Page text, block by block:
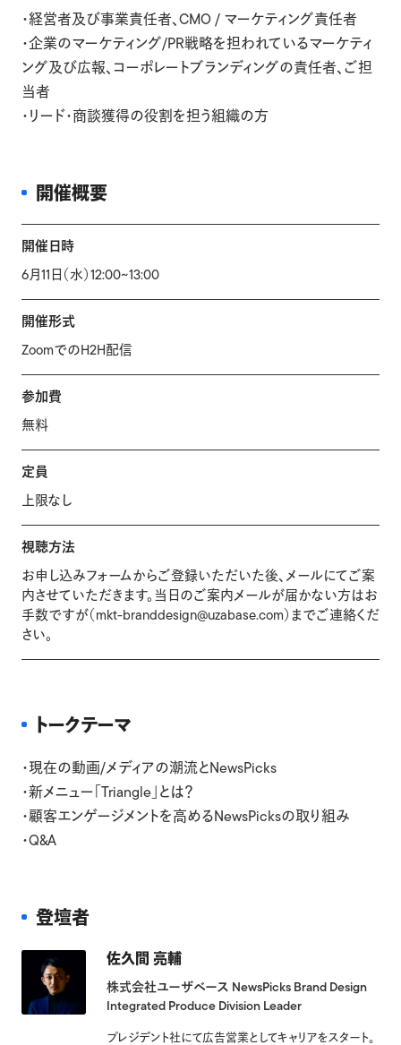
・経営者及び事業責任者、CMO / マーケティング責任者
・企業のマーケティング/PR戦略を担われているマーケティ
ング及び広報、コーポレートブランディングの責任者、ご担
当者
・リード・商談獲得の役割を担う組織の方
開催概要
開催日時
6月11日（水）12:00~13:00
開催形式
ZoomでのH2H配信
参加費
無料
定員
上限なし
視聴方法
お申し込みフォームからご登録いただいた後、メールにてご案
内させていただきます。当日のご案内メールが届かない方はお
手数ですが（mkt-branddesign@uzabase.com）までご連絡くだ
さい。
トークテーマ
・現在の動画/メディアの潮流とNewsPicks
・新メニュー「Triangle」とは？
・顧客エンゲージメントを高めるNewsPicksの取り組み
・Q&A
登壇者
佐久間 亮輔
株式会社ユーザベース NewsPicks Brand Design
Integrated Produce Division Leader
プレジデント社にて広告営業としてキャリアをスタート。